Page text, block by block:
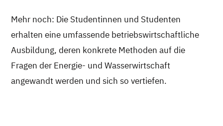
Mehr noch: Die Studentinnen und Studenten
erhalten eine umfassende betriebswirtschaftliche
Ausbildung, deren konkrete Methoden auf die
Fragen der Energie- und Wasserwirtschaft
angewandt werden und sich so vertiefen.